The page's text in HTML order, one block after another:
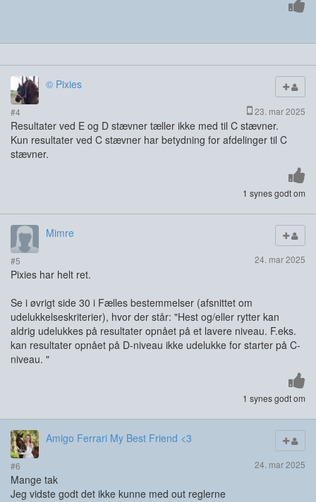
© Pixies
#4 23. mar 2025
Resultater ved E og D stævner tæller ikke med til C stævner.
Kun resultater ved C stævner har betydning for afdelinger til C
stævner.
1 synes godt om
Mimre
#5 24. mar 2025
Pixies har helt ret.
Se i øvrigt side 30 i Fælles bestemmelser (afsnittet om
udelukkelseskriterier), hvor der står: "Hest og/eller rytter kan
aldrig udelukkes på resultater opnået på et lavere niveau. F.eks.
kan resultater opnået på D-niveau ikke udelukke for starter på C-
niveau. "
1 synes godt om
Amigo Ferrari My Best Friend <3
#6 24. mar 2025
Mange tak
Jeg vidste godt det ikke kunne med out reglerne